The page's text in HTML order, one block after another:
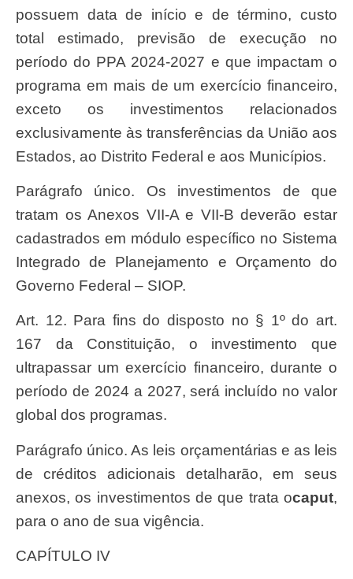
possuem data de início e de término, custo
total estimado, previsão de execução no
período do PPA 2024-2027 e que impactam o
programa em mais de um exercício financeiro,
exceto os investimentos relacionados
exclusivamente às transferências da União aos
Estados, ao Distrito Federal e aos Municípios.
Parágrafo único. Os investimentos de que
tratam os Anexos VII-A e VII-B deverão estar
cadastrados em módulo específico no Sistema
Integrado de Planejamento e Orçamento do
Governo Federal – SIOP.
Art. 12. Para fins do disposto no § 1º do art.
167 da Constituição, o investimento que
ultrapassar um exercício financeiro, durante o
período de 2024 a 2027, será incluído no valor
global dos programas.
Parágrafo único. As leis orçamentárias e as leis
de créditos adicionais detalharão, em seus
anexos, os investimentos de que trata ocaput,
para o ano de sua vigência.
CAPÍTULO IV